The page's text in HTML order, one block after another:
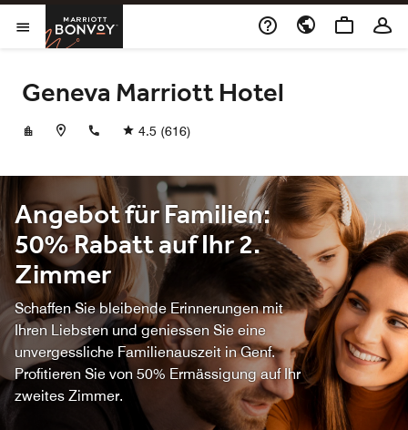
Skip to Content
Menu öffnen
Marriott Bonvoy
Geneva Marriott Hotel
+41228278100
4.5 (616)
Angebot für Familien:
50% Rabatt auf Ihr 2.
Zimmer
Schaffen Sie bleibende Erinnerungen mit
Ihren Liebsten und geniessen Sie eine
unvergessliche Familienauszeit in Genf.
Profitieren Sie von 50% Ermässigung auf Ihr
zweites Zimmer.